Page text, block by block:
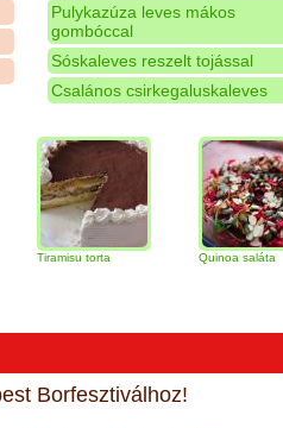
Pulykazúza leves mákos
gombóccal
Sóskaleves reszelt tojással
Csalános csirkegaluskaleves
torta Quinoa saláta
Borfesztiválhoz!